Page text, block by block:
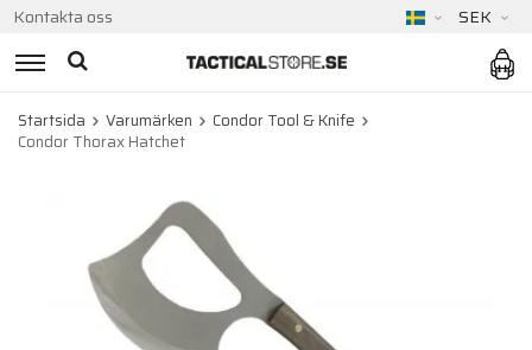
Kontakta oss SEK
Startsida Varumärken
Condor Tool & Knife
Condor Thorax Hatchet